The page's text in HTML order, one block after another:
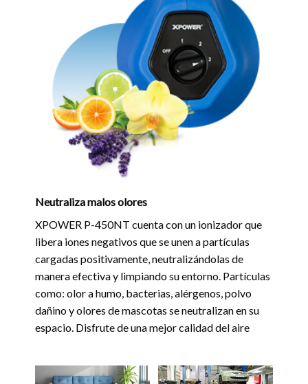
Neutraliza malos olores
XPOWER P-450NT cuenta con un ionizador que
libera iones negativos que se unen a partículas
cargadas positivamente, neutralizándolas de
manera efectiva y limpiando su entorno. Partículas
como: olor a humo, bacterias, alérgenos, polvo
dañino y olores de mascotas se neutralizan en su
espacio. Disfrute de una mejor calidad del aire